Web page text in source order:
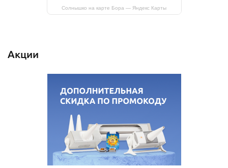
Солнышко на карте Бора — Яндекс Карты
Акции